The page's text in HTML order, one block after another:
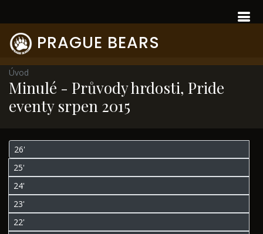
PRAGUE BEARS
Úvod
Minulé - Průvody hrdosti, Pride
eventy srpen 2015
26'
25'
24'
23'
22'